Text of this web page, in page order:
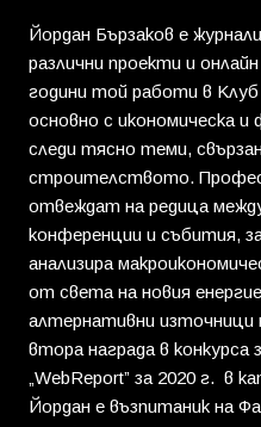
Йордан Бързаков е
различни проекти и
години той работи в
основно с икономическа и
следи тясно теми,
строителството.
отвеждат на редица
конференции и събития,
анализира
от света на новия
алтернативни източници
втора награда в конкурса
„WebReport” за 2020 г. в
Йордан е възпитаник на